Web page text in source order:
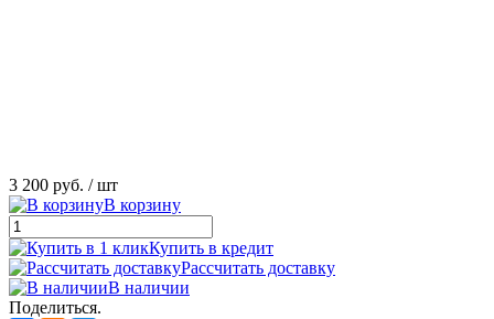
3 200 руб. / шт
В корзину
Купить в кредит
Рассчитать доставку
В наличии
Поделиться.